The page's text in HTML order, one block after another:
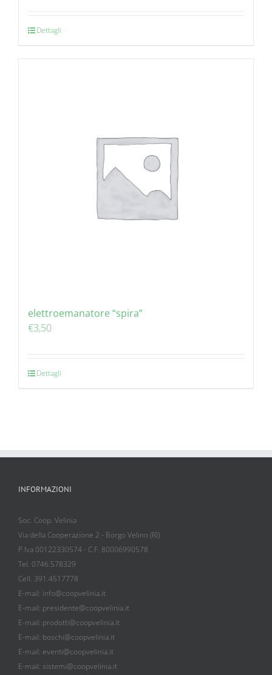
Dettagli
elettroemanatore “spira”
€3,50
Dettagli
INFORMAZIONI
Soc. Coop. Velinia
Via della Cooperazione 2 - Borgo Velino (RI)
P.Iva 00122330574 - C.F. 80006990578
Tel. 0746.578329
Cell. 391.4517778
E-mail: info@coopvelinia.it
E-mail: presidente@coopvelinia.it
E-mail: prodotti@coopvelinia.it
E-mail: boschi@coopvelinia.it
E-mail: eventi@coopvelinia.it
E-mail: sistemi@coopvelinia.it